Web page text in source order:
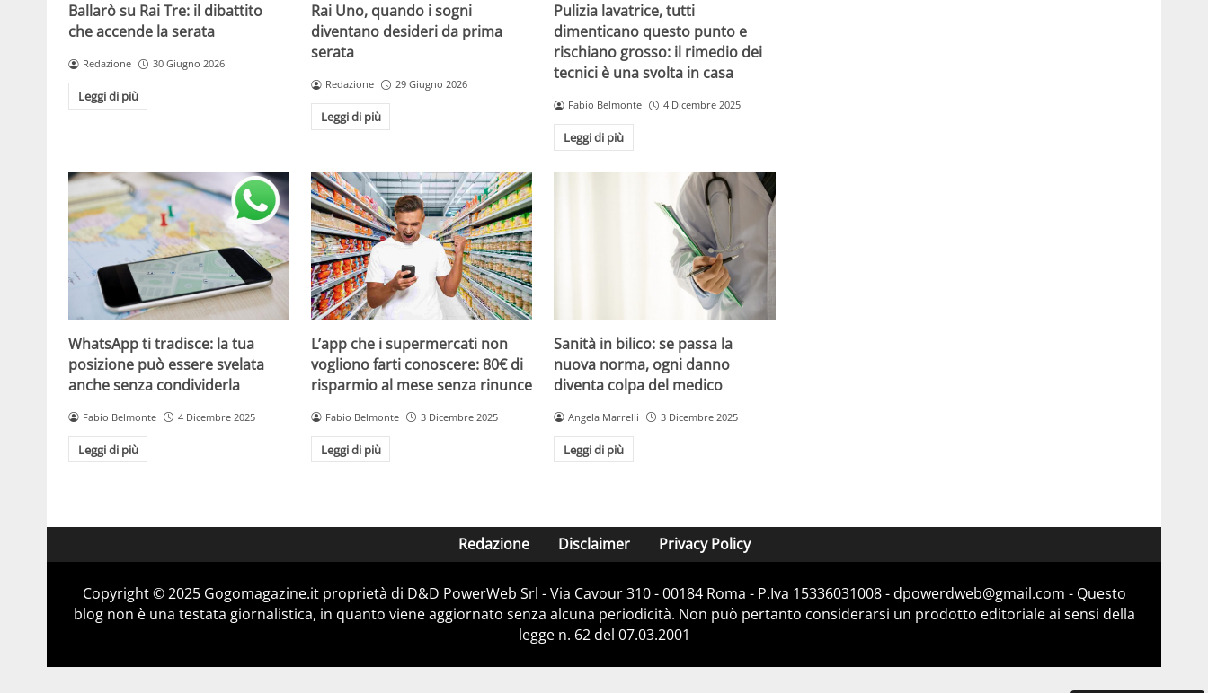
Ballarò su Rai Tre: il dibattito
che accende la serata
Redazione 30 Giugno 2026
Leggi di più
Rai Uno, quando i sogni
diventano desideri da prima
serata
Redazione 29 Giugno 2026
Leggi di più
Pulizia lavatrice, tutti
dimenticano questo punto e
rischiano grosso: il rimedio dei
tecnici è una svolta in casa
Fabio Belmonte 4 Dicembre 2025
Leggi di più
WhatsApp ti tradisce: la tua
posizione può essere svelata
anche senza condividerla
Fabio Belmonte 4 Dicembre 2025
Leggi di più
L’app che i supermercati non
vogliono farti conoscere: 80€ di
risparmio al mese senza rinunce
Fabio Belmonte 3 Dicembre 2025
Leggi di più
Sanità in bilico: se passa la
nuova norma, ogni danno
diventa colpa del medico
Angela Marrelli 3 Dicembre 2025
Leggi di più
Redazione Disclaimer Privacy Policy
Copyright © 2025 Gogomagazine.it proprietà di D&D PowerWeb Srl - Via Cavour 310 - 00184 Roma - P.Iva 15336031008 - dpowerdweb@gmail.com - Questo
blog non è una testata giornalistica, in quanto viene aggiornato senza alcuna periodicità. Non può pertanto considerarsi un prodotto editoriale ai sensi della
legge n. 62 del 07.03.2001